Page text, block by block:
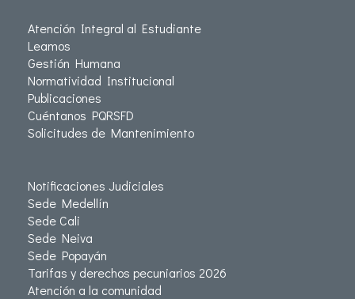
Atención Integral al Estudiante
Leamos
Gestión Humana
Normatividad Institucional
Publicaciones
Cuéntanos PQRSFD
Solicitudes de Mantenimiento
Notificaciones Judiciales
Sede Medellín
Sede Cali
Sede Neiva
Sede Popayán
Tarifas y derechos pecuniarios 2026
Atención a la comunidad